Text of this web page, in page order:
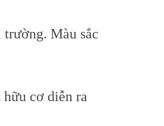
Màu sắc
cơ diễn ra